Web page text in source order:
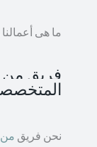
ما هى
فريق من
نحن فريق من